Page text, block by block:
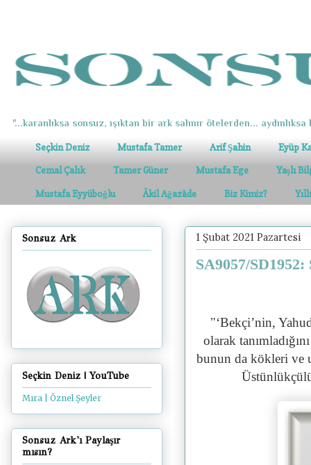
"...karanlıksa sonsuz, ışıktan bir ark salınır ötelerden... aydınlıksa
Seçkin Deniz Mustafa Tamer Arif Şahin Eyüp
Cemal Çalık Tamer Güner Mustafa Ege Yaşlı
Mustafa Eyyüboğlu Âkil Ağazâde Biz Kimiz?
1 Şubat 2021 Pazartesi
SA9057/SD1952:
"‘Bekçi’nin,
olarak
bunun da kökleri ve
Sonsuz Ark
Seçkin Deniz | YouTube
Mıra | Öznel Şeyler
Sonsuz Ark'ı Paylaşır
mısın?